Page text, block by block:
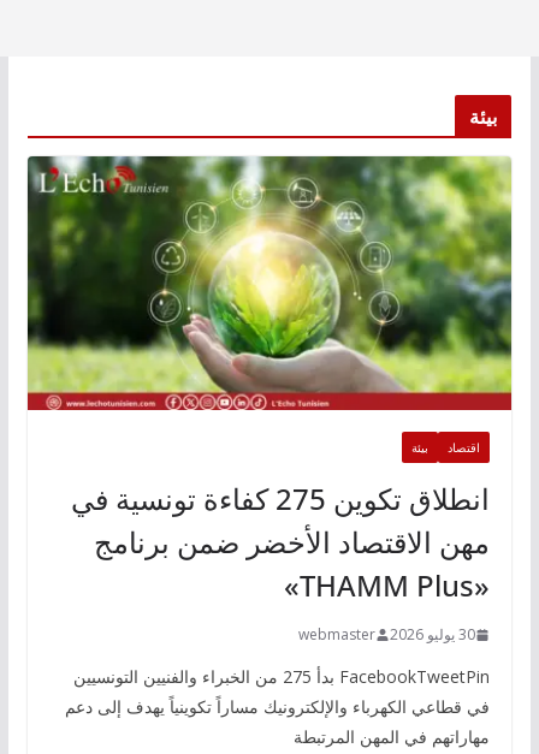
بيئة
اقتصاد بيئة
انطلاق تكوين 275 كفاءة تونسية في
مهن الاقتصاد الأخضر ضمن برنامج
«THAMM Plus»
30 يوليو 2026 webmaster
FacebookTweetPin بدأ 275 من الخبراء والفنيين التونسيين
في قطاعي الكهرباء والإلكترونيك مساراً تكوينياً يهدف إلى دعم
مهاراتهم في المهن المرتبطة